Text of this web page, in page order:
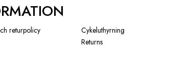
returpolicy Cykeluthyrning
Returns